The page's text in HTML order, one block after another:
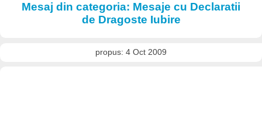
Mesaj din categoria: Mesaje cu Declaratii
de Dragoste Iubire
propus: 4 Oct 2009